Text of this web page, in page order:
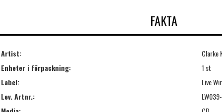
FAKTA
Artist:
Clarke
Enheter i förpackning:
1 st
Label:
Live
Lev. Artnr.: